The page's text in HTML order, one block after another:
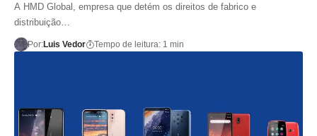
A HMD Global, empresa que detém os direitos de fabrico e
distribuição…
Por:Luis Vedor Tempo de leitura: 1 min